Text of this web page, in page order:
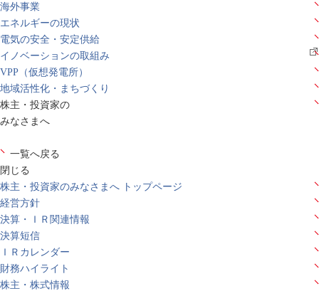
海外事業
エネルギーの現状
電気の安全・安定供給
イノベーションの取組み
VPP（仮想発電所）
地域活性化・まちづくり
株主・投資家の
みなさまへ
一覧へ戻る
閉じる
株主・投資家のみなさまへ トップページ
経営方針
決算・ＩＲ関連情報
決算短信
ＩＲカレンダー
財務ハイライト
株主・株式情報